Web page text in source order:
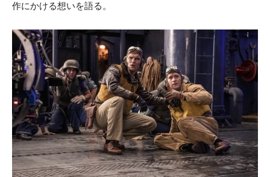
作にかける想いを語る。